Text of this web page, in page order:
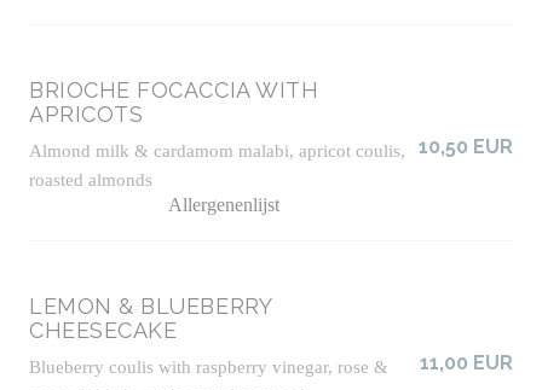
BRIOCHE FOCACCIA WITH
APRICOTS
Almond milk & cardamom malabi, apricot coulis,
roasted almonds
Allergenenlijst
10,50 EUR
LEMON & BLUEBERRY
CHEESECAKE
Blueberry coulis with raspberry vinegar, rose &
11,00 EUR